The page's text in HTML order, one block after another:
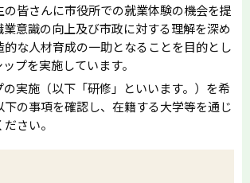
の皆さんに市役所での就業体験の機会を提
意識の向上及び市政に対する理解を深め
的な人材育成の一助となることを目的とし
プを実施しています。
実施（以下「研修」といいます。）を希
の事項を確認し、在籍する大学等を通じ
さい。